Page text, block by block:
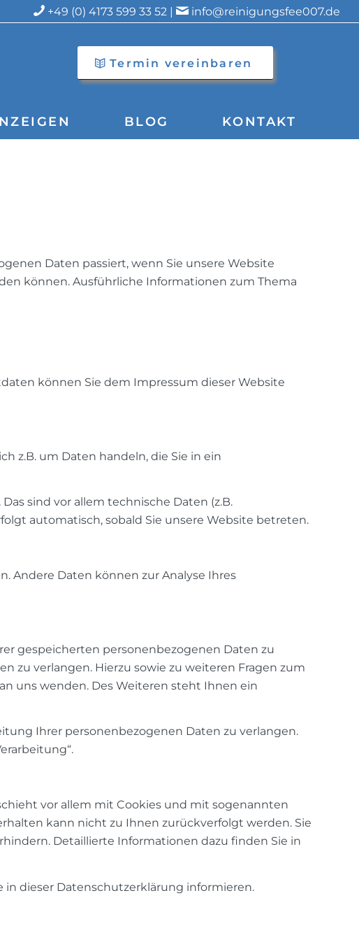
+49 (0) 4173 599 33 52 | info@reinigungsfee007.de
Termin vereinbaren
BLOG KONTAKT
Daten passiert, wenn Sie unsere Website
können. Ausführliche Informationen zum Thema
können Sie dem Impressum dieser Website
z.B. um Daten handeln, die Sie in ein
sind vor allem technische Daten (z.B.
automatisch, sobald Sie unsere Website betreten.
Andere Daten können zur Analyse Ihres
gespeicherten personenbezogenen Daten zu
zu verlangen. Hierzu sowie zu weiteren Fragen zum
uns wenden. Des Weiteren steht Ihnen ein
Ihrer personenbezogenen Daten zu verlangen.
vor allem mit Cookies und mit sogenannten
kann nicht zu Ihnen zurückverfolgt werden. Sie
Detaillierte Informationen dazu finden Sie in
in dieser Datenschutzerklärung informieren.